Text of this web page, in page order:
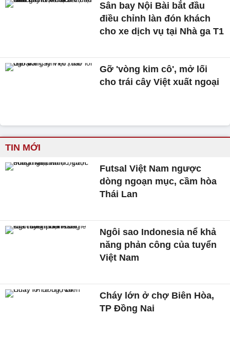
Sân bay Nội Bài bắt đầu
điều chỉnh làn đón khách
cho xe dịch vụ tại Nhà ga T1
Gỡ 'vòng kim cô', mở lối
cho trái cây Việt xuất ngoại
TIN MỚI
Futsal Việt Nam ngược
dòng ngoạn mục, cầm hòa
Thái Lan
Ngôi sao Indonesia nể khả
năng phản công của tuyển
Việt Nam
Cháy lớn ở chợ Biên Hòa,
TP Đồng Nai